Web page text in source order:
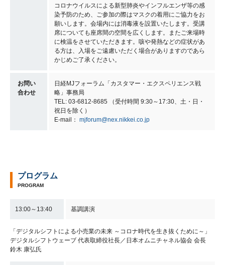
コロナウイルスによる新型肺炎やインフルエンザ等の感
染予防のため、ご参加の際はマスクの着用にご協力をお
願いします。会場内には消毒液を設置いたします。受講
席についても座席間の空間を広くします。またご来場時
に検温をさせていただきます。咳や発熱などの症状があ
る方は、入場をご遠慮いただく場合がありますのであら
かじめご了承ください。
お問い
合わせ
日経MJフォーラム「カスタマー・エクスペリエンス戦
略」事務局
TEL: 03-6812-8685 （受付時間 9:30～17:30、土・日・
祝日を除く）
E-mail： mjforum@nex.nikkei.co.jp
プログラム
PROGRAM
13:00～13:40 基調講演
「デジタルシフトによる小売業の未来 ～コロナ時代を生き抜くために～」
デジタルシフトウェーブ 代表取締役社長／日本オムニチャネル協会 会長
鈴木 康弘氏